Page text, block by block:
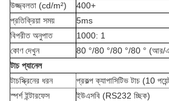
উজ্জ্বলতা (cd/m²)
400+
প্রতিক্রিয়া সময়
5ms
বিপরীত অনুপাত
1000: 1
কোণ দেখুন
80 °/80 °/80 °/80 ° (আর/
টাচ প্যানেল
টাচস্ক্রিনের ধরন
প্রকল্প ক্যাপাসিটিভ টাচ (10
স্পর্শ ইন্টারফেস
ইউএসবি (RS232 চ্ছিক)